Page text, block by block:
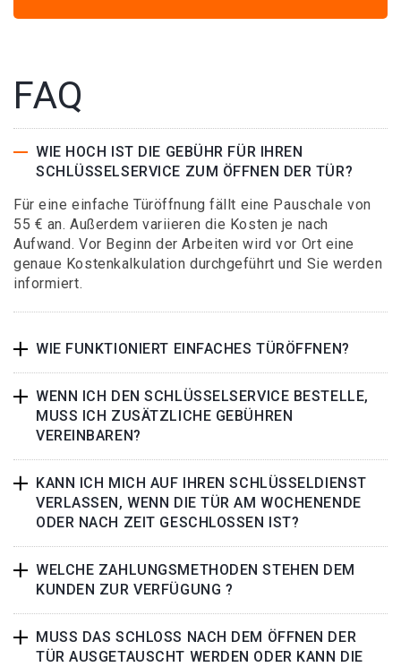
FAQ
WIE HOCH IST DIE GEBÜHR FÜR IHREN
SCHLÜSSELSERVICE ZUM ÖFFNEN DER TÜR?
Für eine einfache Türöffnung fällt eine Pauschale von
55 € an. Außerdem variieren die Kosten je nach
Aufwand. Vor Beginn der Arbeiten wird vor Ort eine
genaue Kostenkalkulation durchgeführt und Sie werden
informiert.
WIE FUNKTIONIERT EINFACHES TÜRÖFFNEN?
WENN ICH DEN SCHLÜSSELSERVICE BESTELLE,
MUSS ICH ZUSÄTZLICHE GEBÜHREN
VEREINBAREN?
KANN ICH MICH AUF IHREN SCHLÜSSELDIENST
VERLASSEN, WENN DIE TÜR AM WOCHENENDE
ODER NACH ZEIT GESCHLOSSEN IST?
WELCHE ZAHLUNGSMETHODEN STEHEN DEM
KUNDEN ZUR VERFÜGUNG ?
MUSS DAS SCHLOSS NACH DEM ÖFFNEN DER
TÜR AUSGETAUSCHT WERDEN ODER KANN DIE